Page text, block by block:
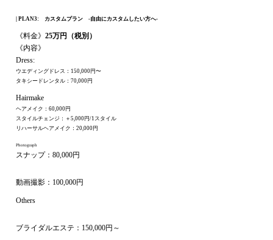
| PLAN3: カスタムプラン -自由にカスタムしたい方へ-
《料金》25万円（税別）
《内容》
Dress:
ウエディングドレス：150,000円〜
タキシードレンタル：70,000円
Hairmake
ヘアメイク：60,000円
スタイルチェンジ：＋5,000円/1スタイル
リハーサルヘアメイク：20,000円
Photograph
スナップ：80,000円
動画撮影：100,000円
Others
ブライダルエステ：150,000円～